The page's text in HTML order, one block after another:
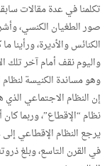
تكلمنا في عدة مقالات
صور الطغيان الكنسي،
الكنائس والأديرة،
واليوم نقف أمام آخر تلك
وهو مساندة الكنيسة
إن النظام الاجتماعي
نظام “الإقطاع”، وربما
يرجع النظام الإقطاعي إلى
في القرن التاسع، وبلغ